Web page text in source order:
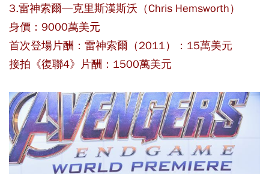
3.雷神索爾—克里斯漢斯沃（Chris Hemsworth）
身價：9000萬美元
首次登場片酬：雷神索爾（2011）：15萬美元
接拍《復聯4》片酬：1500萬美元